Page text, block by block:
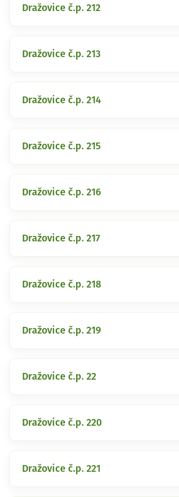
Dražovice č.p. 212
Dražovice č.p. 213
Dražovice č.p. 214
Dražovice č.p. 215
Dražovice č.p. 216
Dražovice č.p. 217
Dražovice č.p. 218
Dražovice č.p. 219
Dražovice č.p. 22
Dražovice č.p. 220
Dražovice č.p. 221